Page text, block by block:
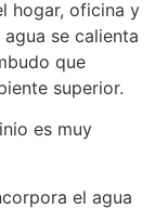
hogar, oficina y
se calienta
que
superior.
es muy
el agua